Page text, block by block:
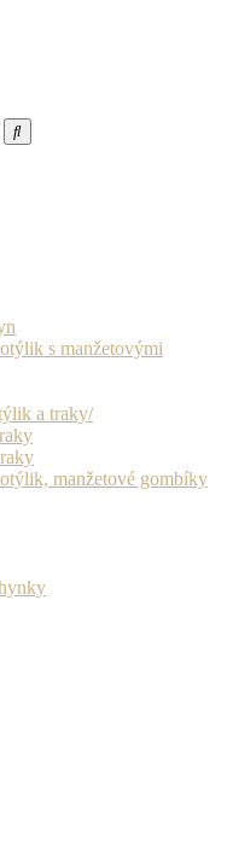
s manžetovými
a traky/
manžetové gombíky